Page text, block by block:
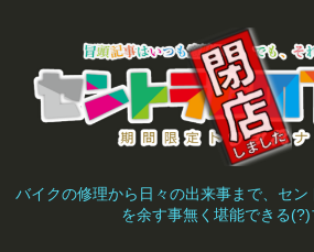
バイクの修理から日々の出来事まで、セ
を余す事無く堪能できる(?)